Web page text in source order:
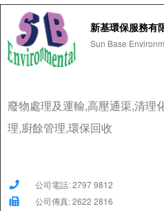
新基環保服務有
Sun Base
廢物處理及運輸,高壓通渠,清理
理,廚餘管理,環保回收
公司電話: 2797 9812
公司傳真: 2622 2816